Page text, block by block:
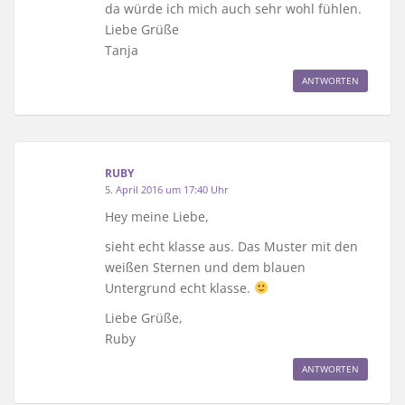
da würde ich mich auch sehr wohl fühlen.
Liebe Grüße
Tanja
ANTWORTEN
RUBY
5. April 2016 um 17:40 Uhr
Hey meine Liebe,
sieht echt klasse aus. Das Muster mit den
weißen Sternen und dem blauen
Untergrund echt klasse.
Liebe Grüße,
Ruby
ANTWORTEN